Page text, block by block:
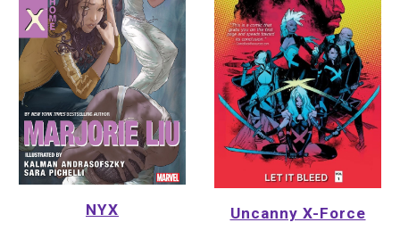
NYX Uncanny X-Force